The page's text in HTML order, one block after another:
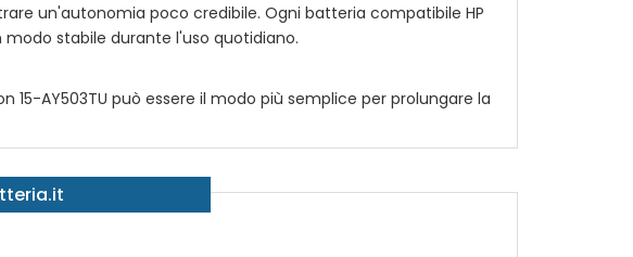
un'autonomia poco credibile. Ogni batteria compatibile HP
stabile durante l'uso quotidiano.
15-AY503TU può essere il modo più semplice per prolungare la